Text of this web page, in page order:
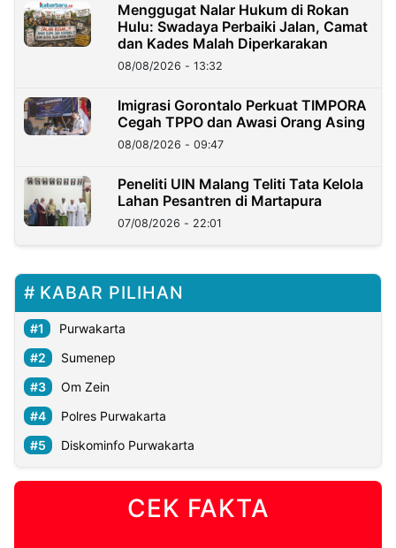
Menggugat Nalar Hukum di Rokan
Hulu: Swadaya Perbaiki Jalan, Camat
dan Kades Malah Diperkarakan
08/08/2026 - 13:32
Imigrasi Gorontalo Perkuat TIMPORA
Cegah TPPO dan Awasi Orang Asing
08/08/2026 - 09:47
Peneliti UIN Malang Teliti Tata Kelola
Lahan Pesantren di Martapura
07/08/2026 - 22:01
KABAR PILIHAN
Purwakarta
Sumenep
Om Zein
Polres Purwakarta
Diskominfo Purwakarta
CEK FAKTA